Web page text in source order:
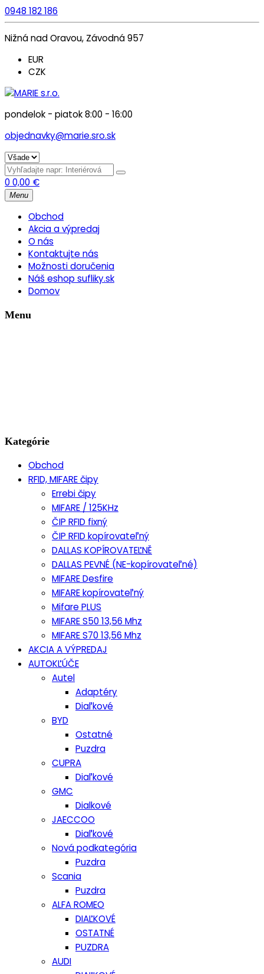
0948 182 186
Nižná nad Oravou, Závodná 957
EUR
CZK
pondelok - piatok 8:00 - 16:00
objednavky@marie.sro.sk
0 0,00 €
Menu
Obchod
Akcia a výpredaj
O nás
Kontaktujte nás
Možnosti doručenia
Náš eshop sufliky.sk
Domov
Menu
Kategórie
Obchod
RFID, MIFARE čipy
Errebi čipy
MIFARE / 125KHz
ČIP RFID fixný
ČIP RFID kopírovateľný
DALLAS KOPÍROVATEĽNĚ
DALLAS PEVNÉ (NE-kopírovateľné)
MIFARE Desfire
MIFARE kopírovateľný
Mifare PLUS
MIFARE S50 13,56 Mhz
MIFARE S70 13,56 Mhz
AKCIA A VÝPREDAJ
AUTOKĽÚČE
Autel
Adaptéry
Diaľkové
BYD
Ostatné
Puzdra
CUPRA
Diaľkové
GMC
Dialkové
JAECCOO
Diaľkové
Nová podkategória
Puzdra
Scania
Puzdra
ALFA ROMEO
DIAĽKOVÉ
OSTATNÉ
PUZDRA
AUDI